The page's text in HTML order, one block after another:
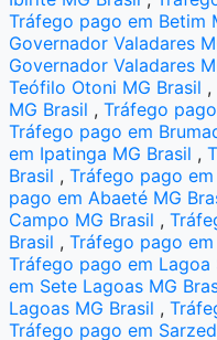
Tráfego pago em Betim
Governador Valadares
Governador Valadares
Teófilo Otoni MG Brasil ,
MG Brasil ,Tráfego
Tráfego pago em
em Ipatinga MG Brasil ,
Brasil ,Tráfego pago
pago em Abaeté MG
Campo MG Brasil ,
Brasil ,Tráfego pago
Tráfego pago em Lagoa
em Sete Lagoas MG
Lagoas MG Brasil ,
Tráfego pago em